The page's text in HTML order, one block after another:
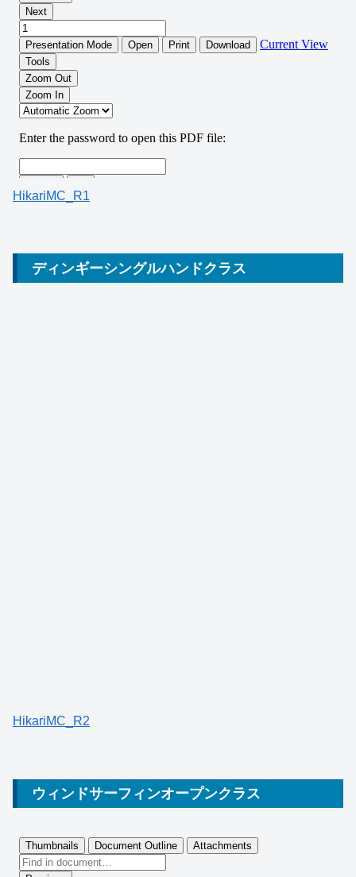
HikariMC_R1
ディンギーシングルハンドクラス
HikariMC_R2
ウィンドサーフィンオープンクラス